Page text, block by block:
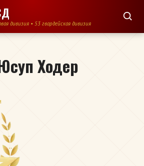
дивизия • 53 гвардейская дивизия
Ходер